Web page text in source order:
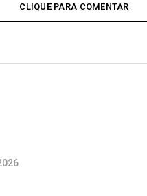
CLIQUE PARA COMENTAR